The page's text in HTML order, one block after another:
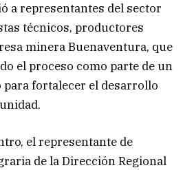
a representantes del sector
técnicos, productores
minera Buenaventura, que
el proceso como parte de un
fortalecer el desarrollo
el representante de
de la Dirección Regional